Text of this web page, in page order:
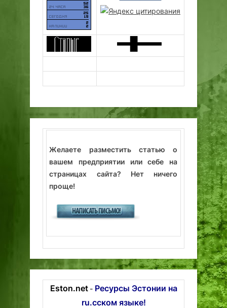
Желаете разместить статью о
вашем предприятии или себе на
страницах сайта? Нет ничего
проще!
Eston.net- Ресурсы Эстонии на
ru.сском языке!